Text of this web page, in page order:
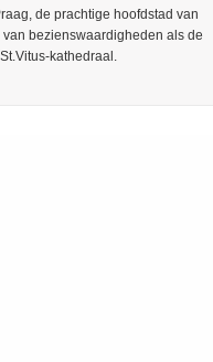
de prachtige hoofdstad van
bezienswaardigheden als de
kathedraal.